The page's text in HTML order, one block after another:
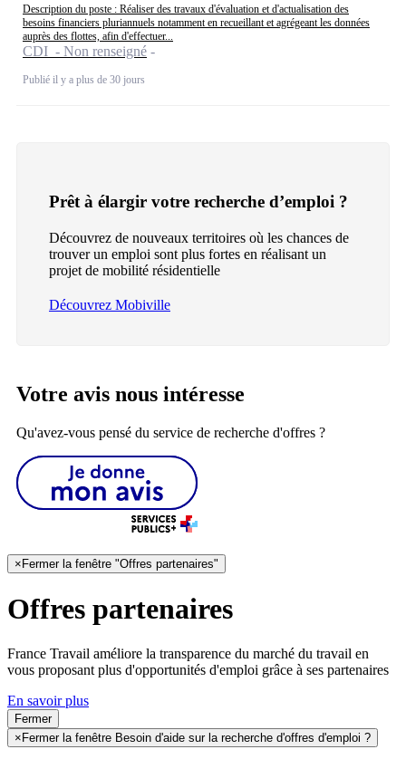
Description du poste : Réaliser des travaux d'évaluation et d'actualisation des
besoins financiers pluriannuels notamment en recueillant et agrégeant les données
auprès des flottes, afin d'effectuer...
CDI - Non renseigné
Publié il y a plus de 30 jours
Prêt à élargir votre recherche d’emploi ?
Découvrez de nouveaux territoires où les chances de
trouver un emploi sont plus fortes en réalisant un
projet de mobilité résidentielle
Découvrez Mobiville
Votre avis nous intéresse
Qu'avez-vous pensé du service de recherche d'offres ?
×Fermer la fenêtre "Offres partenaires"
Offres partenaires
France Travail améliore la transparence du marché du travail en
vous proposant plus d'opportunités d'emploi grâce à ses partenaires
En savoir plus
Fermer
×Fermer la fenêtre Besoin d'aide sur la recherche d'offres d'emploi ?